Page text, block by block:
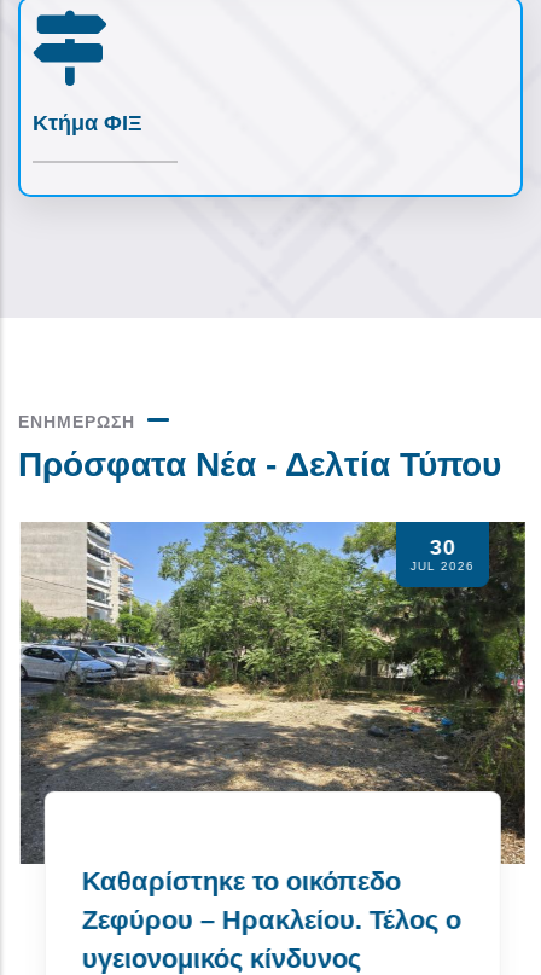
Κτήμα ΦΙΞ
ΕΝΗΜΕΡΩΣΗ
Πρόσφατα Νέα - Δελτία Τύπου
30
JUL 2026
το οικόπεδο
Τέλος ο
κίνδυνος
Αθλητικό
σωματεία
Δήμο
Read More